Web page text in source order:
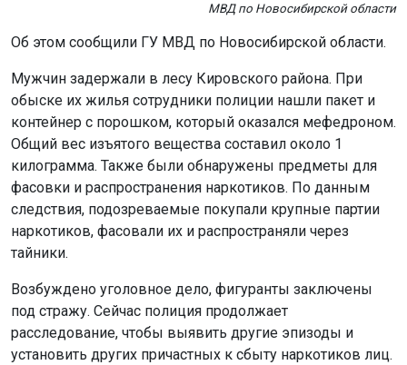
МВД по Новосибирской области
Об этом сообщили ГУ МВД по Новосибирской области.
Мужчин задержали в лесу Кировского района. При
обыске их жилья сотрудники полиции нашли пакет и
контейнер с порошком, который оказался мефедроном.
Общий вес изъятого вещества составил около 1
килограмма. Также были обнаружены предметы для
фасовки и распространения наркотиков. По данным
следствия, подозреваемые покупали крупные партии
наркотиков, фасовали их и распространяли через
тайники.
Возбуждено уголовное дело, фигуранты заключены
под стражу. Сейчас полиция продолжает
расследование, чтобы выявить другие эпизоды и
установить других причастных к сбыту наркотиков лиц.